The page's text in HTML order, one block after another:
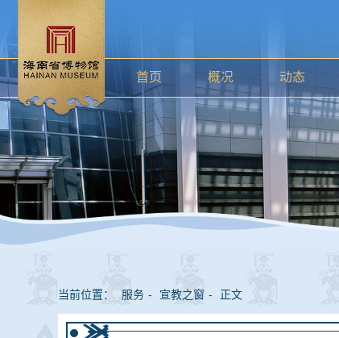
首页 概况 动态
当前位置： 服务 - 宣教之窗 - 正文